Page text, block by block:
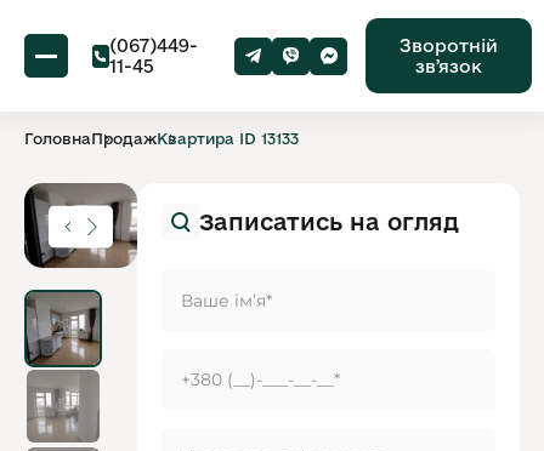
(067)449-
11-45
Зворотній
звʼязок
ГоловнаПродажКвартира ID 13133
Записатись на огляд